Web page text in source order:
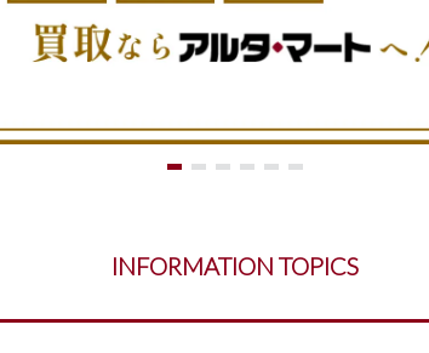
INFORMATION TOPICS